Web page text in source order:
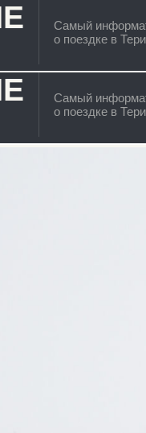
Самый информативный
о поездке в Териберку
о поездке в Териберку